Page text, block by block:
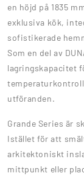
en höjd på 1835
exklusiva kök,
sofistikerade
Som en del av
lagringskapacitet
utföranden.
Grande Series är
Istället för att
arkitektoniskt
mittpunkt eller